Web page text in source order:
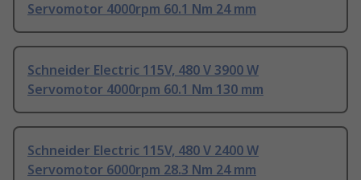
Servomotor 4000rpm 60.1 Nm 24 mm
Schneider Electric 115V, 480 V 3900 W
Servomotor 4000rpm 60.1 Nm 130 mm
Schneider Electric 115V, 480 V 2400 W
Servomotor 6000rpm 28.3 Nm 24 mm